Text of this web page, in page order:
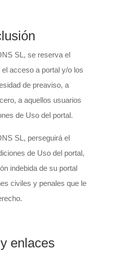
SL, se reserva el
acceso a portal y/o los
de preaviso, a
a aquellos usuarios
de Uso del portal.
SL, perseguirá el
de Uso del portal,
indebida de su portal
civiles y penales que le
enlaces